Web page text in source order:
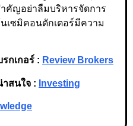
คัญอย่าลืมบริหารจัดการ
เซมิคอนดักเตอร์มีความ
กเกอร์ : Review Brokers
สนใจ : Investing